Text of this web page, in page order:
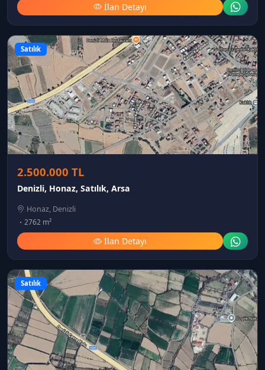
İlan Detayı
Satılık
2.500.000 TL
Denizli, Honaz, Satılık, Arsa
Honaz, Denizli
2762 m²
İlan Detayı
Satılık